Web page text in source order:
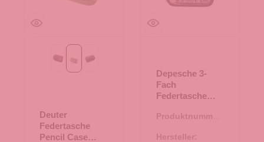
ashrose-ink
grove-ripple-hain
schwarz
Deuter
Federtasche
Pencil Case
Depesche 3-
Fach
Federtasche
Gaming
Produktnummer:
Hersteller: